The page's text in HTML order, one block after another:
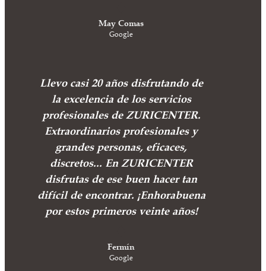
May Comas
Google
Llevo casi 20 años disfrutando de
la excelencia de los servicios
profesionales de ZURICENTER.
Extraordinarios profesionales y
grandes personas, eficaces,
discretos... En ZURICENTER
disfrutas de ese buen hacer tan
difícil de encontrar. ¡Enhorabuena
por estos primeros veinte años!
Fermín
Google